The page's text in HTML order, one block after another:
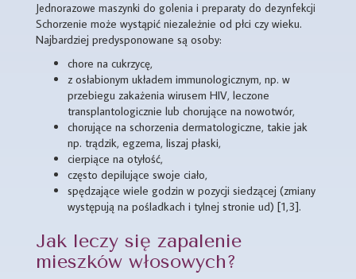
Jednorazowe maszynki do golenia i preparaty do dezynfekcji
Schorzenie może wystąpić niezależnie od płci czy wieku.
Najbardziej predysponowane są osoby:
chore na cukrzycę,
z osłabionym układem immunologicznym, np. w
przebiegu zakażenia wirusem HIV, leczone
transplantologicznie lub chorujące na nowotwór,
chorujące na schorzenia dermatologiczne, takie jak
np. trądzik, egzema, liszaj płaski,
cierpiące na otyłość,
często depilujące swoje ciało,
spędzające wiele godzin w pozycji siedzącej (zmiany
występują na pośladkach i tylnej stronie ud) [1,3].
Jak leczy się zapalenie
mieszków włosowych?